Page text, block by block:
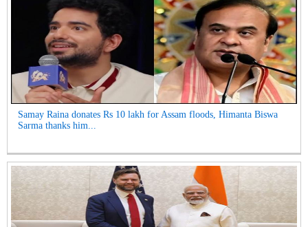
Samay Raina donates Rs 10 lakh for Assam floods, Himanta Biswa
Sarma thanks him...